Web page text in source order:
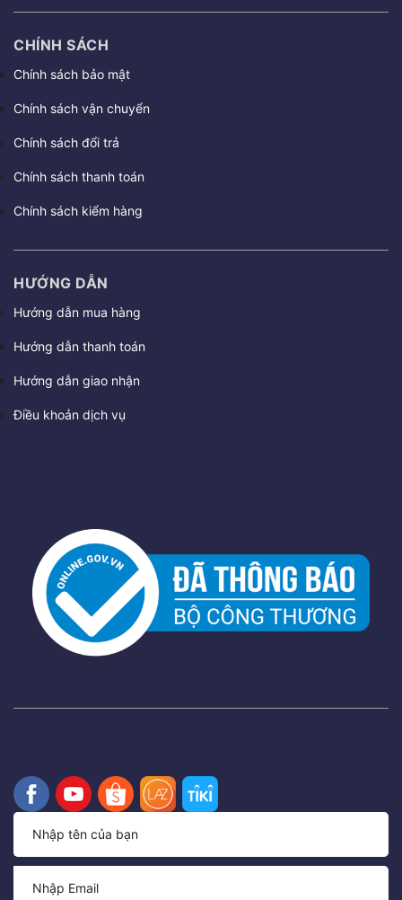
CHÍNH SÁCH
Chính sách bảo mật
Chính sách vận chuyển
Chính sách đổi trả
Chính sách thanh toán
Chính sách kiểm hàng
HƯỚNG DẪN
Hướng dẫn mua hàng
Hướng dẫn thanh toán
Hướng dẫn giao nhận
Điều khoản dịch vụ